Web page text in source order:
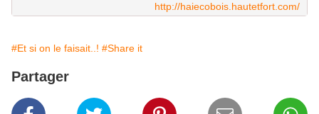
http://haiecobois.hautetfort.com/
#Et si on le faisait..! #Share it
Partager